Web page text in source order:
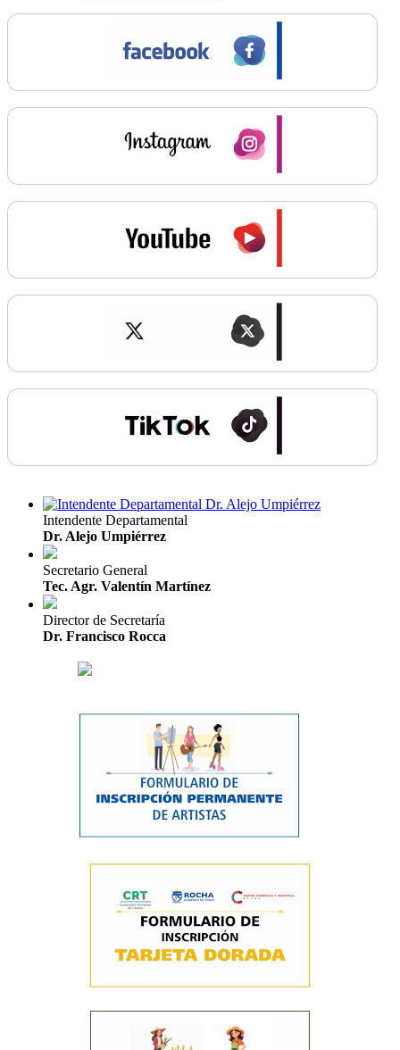
Intendente Departamental
Dr. Alejo Umpiérrez
Secretario General
Tec. Agr. Valentín Martínez
Director de Secretaría
Dr. Francisco Rocca